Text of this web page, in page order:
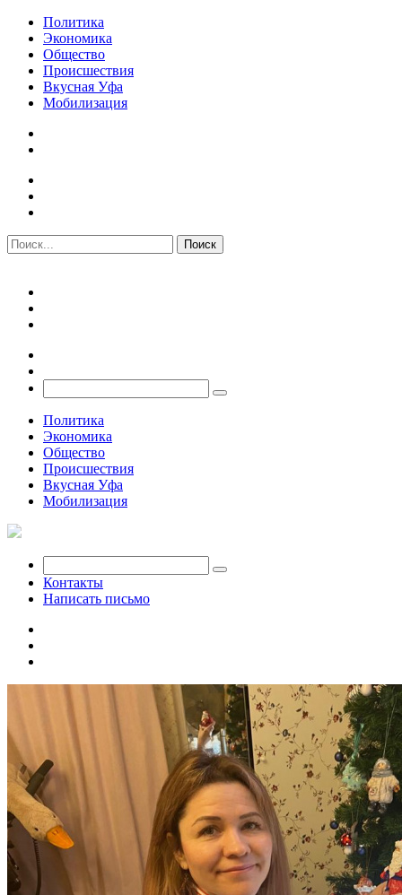
Политика
Экономика
Общество
Происшествия
Вкусная Уфа
Мобилизация
Политика
Экономика
Общество
Происшествия
Вкусная Уфа
Мобилизация
Контакты
Написать письмо